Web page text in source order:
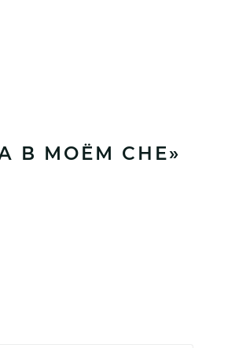
В МОЁМ СНЕ»